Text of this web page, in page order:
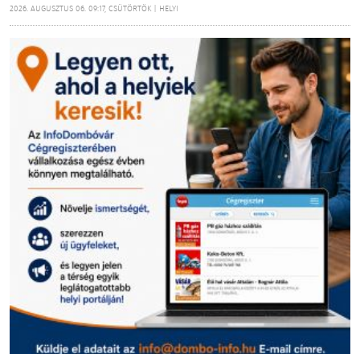
2026. AUGUSZTUS 06. 09:17, CSÜTÖRTÖK | HELYI